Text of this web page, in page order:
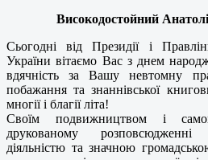
Високодостойний
Сьогодні від Президії і
України вітаємо Вас з днем
вдячність за Вашу невтомну
побажання та знаннівської
многії і благії літа!
Своїм подвижництвом і
друкованому
діяльністю та значною